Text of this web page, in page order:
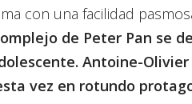
con una facilidad
de Peter Pan se
Antoine-Olivier
vez en rotundo